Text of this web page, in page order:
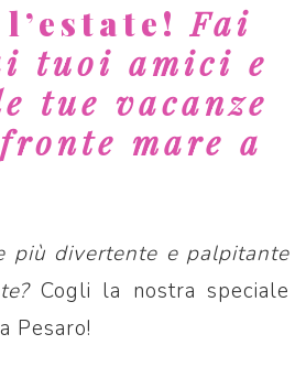
l’estate!Fai
tuoi amici e
tue vacanze
mare a
più divertente e palpitante
Cogli la nostra speciale
Pesaro!